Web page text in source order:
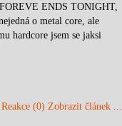
ENDS TONIGHT,
o metal core, ale
hardcore jsem se jaksi
Reakce (0) Zobrazit článek ...